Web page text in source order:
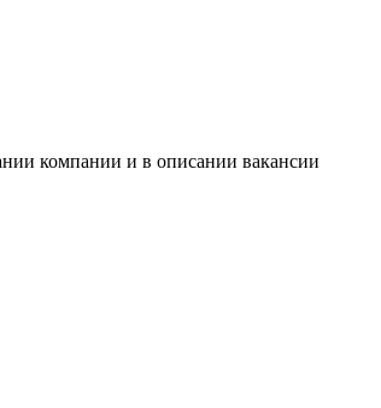
компании и в описании вакансии